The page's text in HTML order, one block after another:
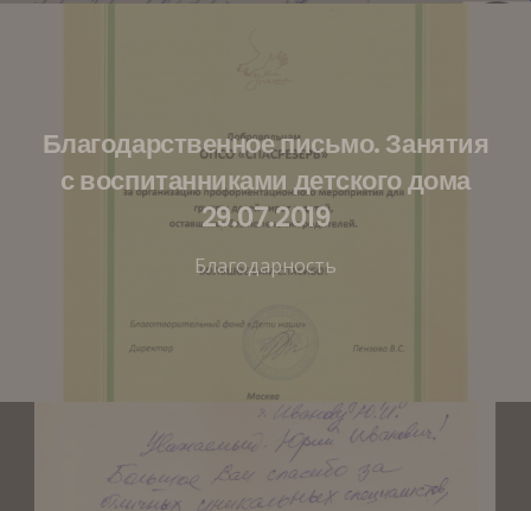
Благодарственное письмо. Занятия
с воспитанниками детского дома
29.07.2019
Благодарность